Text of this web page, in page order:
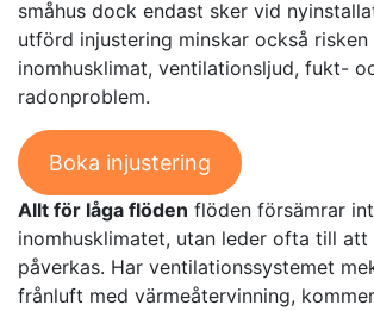
småhus dock endast sker vid
utförd injustering minskar också
inomhusklimat, ventilationsljud, fukt-
radonproblem.
Boka injustering
Allt för låga flöden flöden försämrar
inomhusklimatet, utan leder ofta till att
påverkas. Har ventilationssystemet
frånluft med värmeåtervinning,